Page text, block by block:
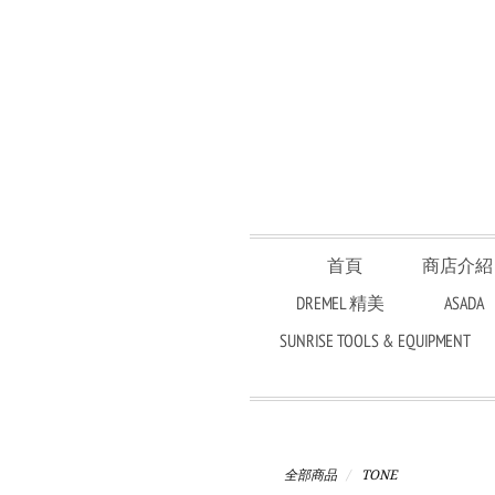
首頁
商店介紹
DREMEL 精美
ASADA
SUNRISE TOOLS & EQUIPMENT
全部商品 TONE